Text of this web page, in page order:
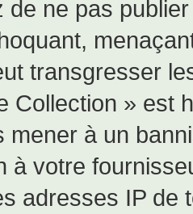
de ne pas
transgresser
Collection » est
mener à un
à votre
adresses IP de